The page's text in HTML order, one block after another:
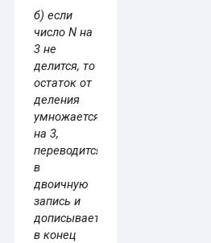
б) если
число N на
3 не
делится, то
остаток от
деления
умножается
на 3,
переводится
в
двоичную
запись и
дописывается
в конец